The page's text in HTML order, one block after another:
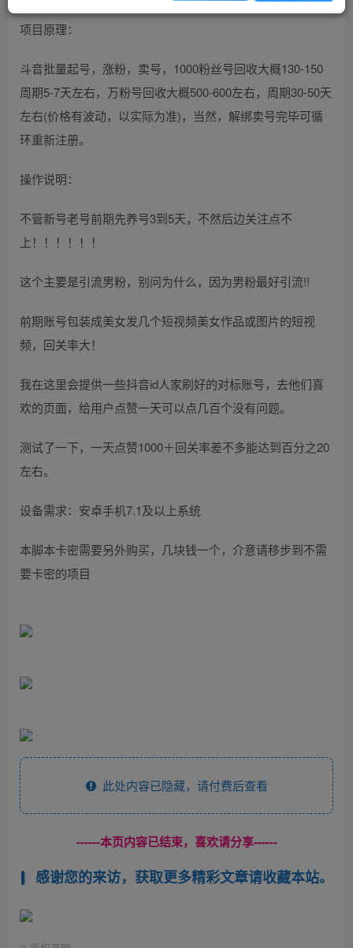
项目原理：
斗音批量起号，涨粉，卖号，1000粉丝号回收大概130-150
周期5-7天左右，万粉号回收大概500-600左右，周期30-50天
左右(价格有波动，以实际为准)，当然，解绑卖号完毕可循
环重新注册。
操作说明：
不管新号老号前期先养号3到5天，不然后边关注点不
上！！！！！！
这个主要是引流男粉，别问为什么，因为男粉最好引流!!
前期账号包装成美女发几个短视频美女作品或图片的短视
频，回关率大！
我在这里会提供一些抖音id人家刷好的对标账号，去他们喜
欢的页面，给用户点赞一天可以点几百个没有问题。
测试了一下，一天点赞1000＋回关率差不多能达到百分之20
左右。
设备需求：安卓手机7.1及以上系统
本脚本卡密需要另外购买，几块钱一个，介意请移步到不需
要卡密的项目
此处内容已隐藏，请付费后查看
------本页内容已结束，喜欢请分享------
感谢您的来访，获取更多精彩文章请收藏本站。